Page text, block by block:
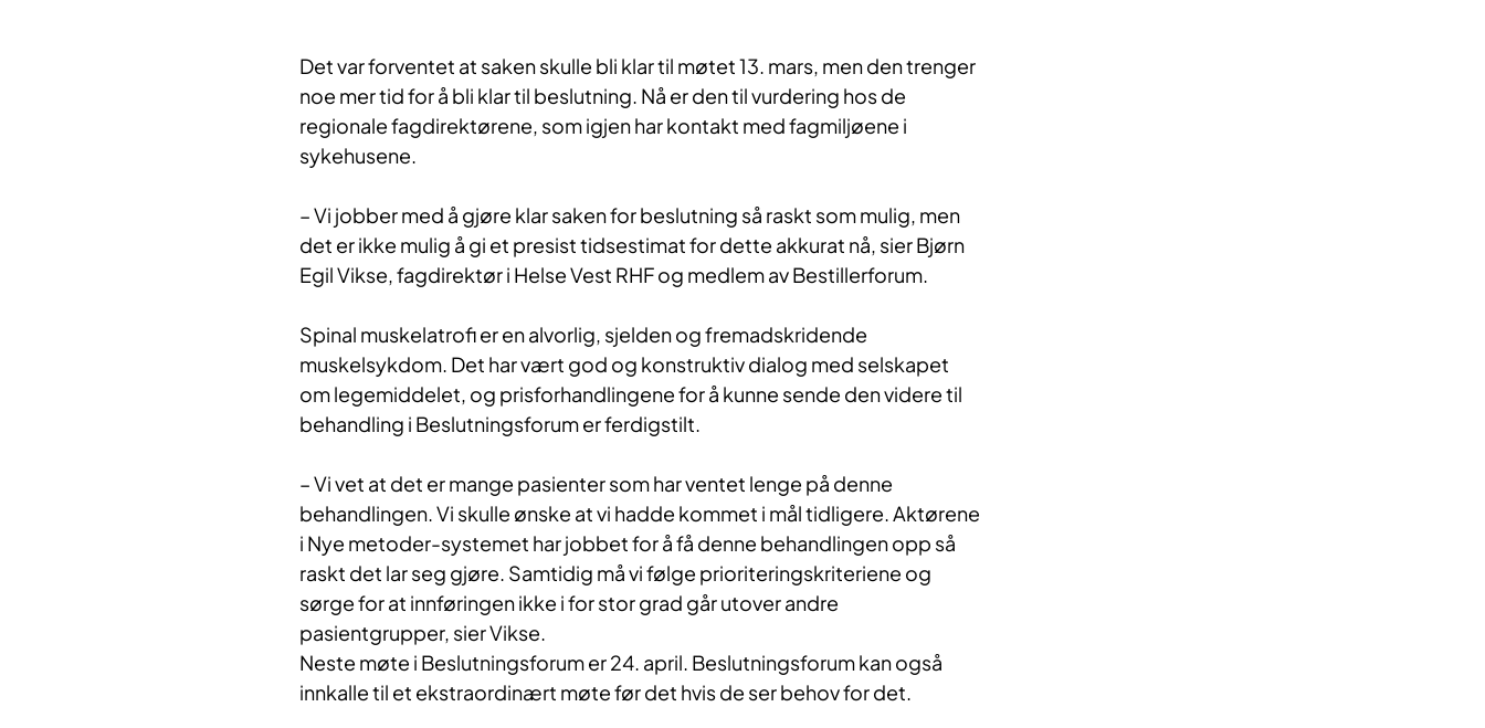
Det var forventet at saken skulle bli klar til møtet 13. mars, men den trenger
noe mer tid for å bli klar til beslutning. Nå er den til vurdering hos de
regionale fagdirektørene, som igjen har kontakt med fagmiljøene i
sykehusene.
– Vi jobber med å gjøre klar saken for beslutning så raskt som mulig, men
det er ikke mulig å gi et presist tidsestimat for dette akkurat nå, sier Bjørn
Egil Vikse, fagdirektør i Helse Vest RHF og medlem av Bestillerforum.
Spinal muskelatrofi er en alvorlig, sjelden og fremadskridende
muskelsykdom. Det har vært god og konstruktiv dialog med selskapet
om legemiddelet, og prisforhandlingene for å kunne sende den videre til
behandling i Beslutningsforum er ferdigstilt.
– Vi vet at det er mange pasienter som har ventet lenge på denne
behandlingen. Vi skulle ønske at vi hadde kommet i mål tidligere. Aktørene
i Nye metoder-systemet har jobbet for å få denne behandlingen opp så
raskt det lar seg gjøre. Samtidig må vi følge prioriteringskriteriene og
sørge for at innføringen ikke i for stor grad går utover andre
pasientgrupper, sier Vikse.
Neste møte i Beslutningsforum er 24. april. Beslutningsforum kan også
innkalle til et ekstraordinært møte før det hvis de ser behov for det.